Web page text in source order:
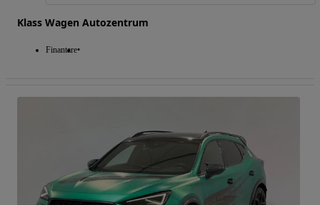
Klass Wagen Autozentrum
Finantare